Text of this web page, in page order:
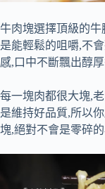
牛肉塊選擇頂級的
是能輕鬆的咀嚼,不
感,口中不斷飄出醇
每一塊肉都很大塊,
是維持好品質,所以
塊,絕對不會是零碎